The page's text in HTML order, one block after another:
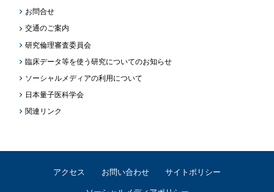
お問合せ
交通のご案内
研究倫理審査委員会
臨床データ等を使う研究についてのお知らせ
ソーシャルメディアの利用について
日本量子医科学会
関連リンク
アクセス お問い合わせ サイトポリシー